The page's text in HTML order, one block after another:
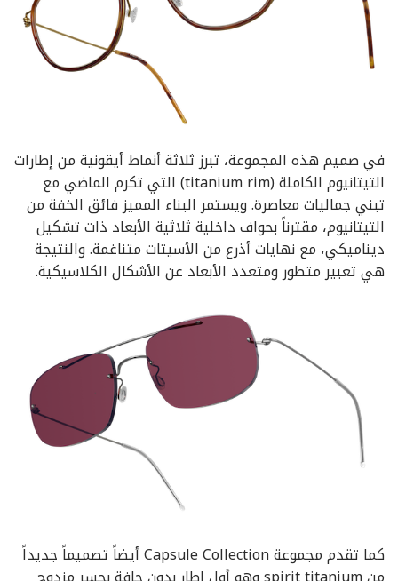
في صميم هذه المجموعة، تبرز ثلاثة أنماط أيقونية من إطارات
التيتانيوم الكاملة (titanium rim) التي تكرم الماضي مع
تبني جماليات معاصرة. ويستمر البناء المميز فائق الخفة من
التيتانيوم، مقترناً بحواف داخلية ثلاثية الأبعاد ذات تشكيل
ديناميكي، مع نهايات أذرع من الأسيتات متناغمة. والنتيجة
هي تعبير متطور ومتعدد الأبعاد عن الأشكال الكلاسيكية.
كما تقدم مجموعة Capsule Collection أيضاً تصميماً جديداً